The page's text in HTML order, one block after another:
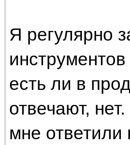
Я регулярно
есть ли в
отвечают,
мне ответили